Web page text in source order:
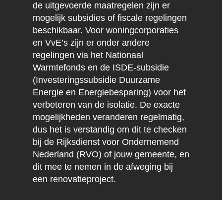
de uitgevoerde maatregelen zijn er
mogelijk subsidies of fiscale regelingen
beschikbaar. Voor woningcorporaties
en VvE’s zijn er onder andere
regelingen via het Nationaal
Warmtefonds en de ISDE-subsidie
(Investeringssubsidie Duurzame
Energie en Energiebesparing) voor het
verbeteren van de isolatie. De exacte
mogelijkheden veranderen regelmatig,
dus het is verstandig om dit te checken
bij de Rijksdienst voor Ondernemend
Nederland (RVO) of jouw gemeente, en
dit mee te nemen in de afweging bij
een renovatieproject.